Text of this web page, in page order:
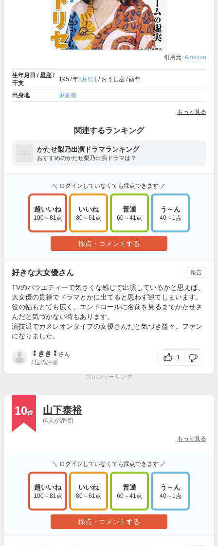
引用元: Amazon
生年月日 / 星座 /
干支
1957年5月8日 / おうし座 / 酉年
出身地 東京都
もっと見る
関連するランキング
かたせ梨乃出演ドラマランキング
おすすめのかたせ梨乃出演ドラマは？
＼ ログインしていなくても採点できます ／
超いいね
100～81点
いいね
80～61点
普通
60～41点
う～ん
40～1点
採点・コメントする
好きな大女優さん
TVのバラエティーで気さくな感じで出演しているかと思えば、
大女優の貫禄でドラマとかに出てると思わず観てしまいます。
役の幅もとても広く、エンドロールに名前を見るまでかたせさ
んだと気づかない時もあります。
演技派でカメレオンタイプの女優さんだと気づき益々、ファン
になりました。
⁑きき⁑ さん
1位の評価
1
報告
スポンサーリンク
10位 山下泰裕
(4人が評価)
もっと見る
＼ ログインしていなくても採点できます ／
超いいね
100～81点
いいね
80～61点
普通
60～41点
う～ん
40～1点
採点・コメントする